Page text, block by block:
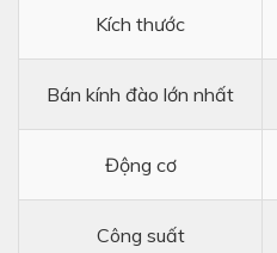
Kích thước
Bán kính đào lớn nhất
Động cơ
Công suất